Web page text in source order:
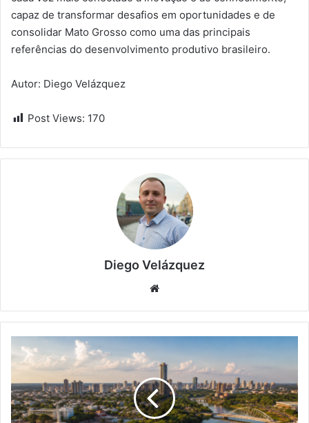
capaz de transformar desafios em oportunidades e de
consolidar Mato Grosso como uma das principais
referências do desenvolvimento produtivo brasileiro.
Autor: Diego Velázquez
Post Views: 170
Diego Velázquez
Enchei-
ganha
reconhecimento
em